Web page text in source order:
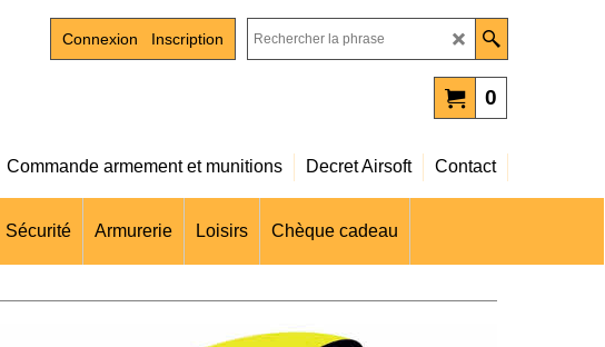
Connexion Inscription
0
Commande armement et munitions Decret Airsoft Contact
Sécurité Armurerie Loisirs Chèque cadeau